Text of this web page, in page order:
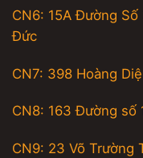
CN6: 15A Đường
Đức
CN7: 398 Hoàng
CN8: 163 Đường số
CN9: 23 Võ Trường